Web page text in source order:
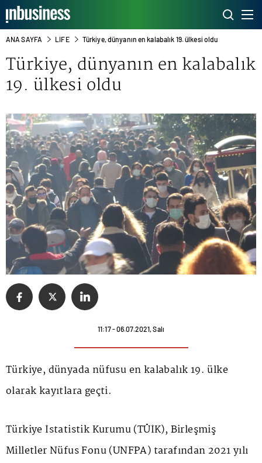
ANA SAYFA LIFE Türkiye, dünyanın en kalabalık 19. ülkesi oldu
Türkiye, dünyanın en kalabalık
19. ülkesi oldu
11:17 - 06.07.2021, Salı
Türkiye, dünyada nüfusu en kalabalık 19. ülke
olarak kayıtlara geçti.
Türkiye İstatistik Kurumu (TÜİK), Birleşmiş
Milletler Nüfus Fonu (UNFPA) tarafından 2021 yılı